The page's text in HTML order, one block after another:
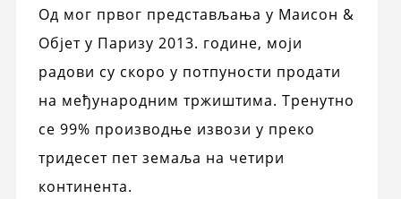
Од мог првог представљања у Маисон &
Објет у Паризу 2013. године, моји
радови су скоро у потпуности продати
на међународним тржиштима. Тренутно
се 99% производње извози у преко
тридесет пет земаља на четири
континента.